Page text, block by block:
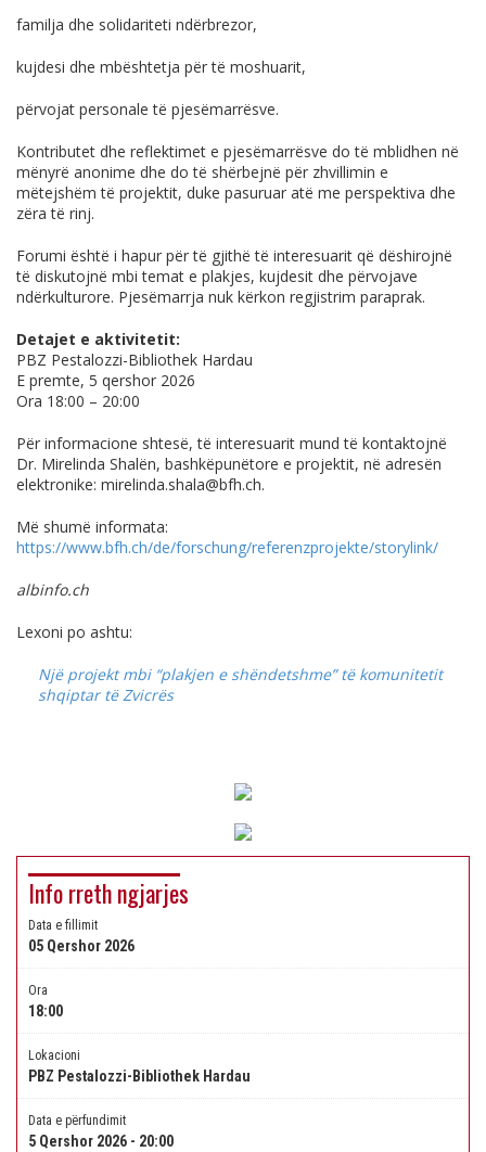
familja dhe solidariteti ndërbrezor,
kujdesi dhe mbështetja për të moshuarit,
përvojat personale të pjesëmarrësve.
Kontributet dhe reflektimet e pjesëmarrësve do të mblidhen në
mënyrë anonime dhe do të shërbejnë për zhvillimin e
mëtejshëm të projektit, duke pasuruar atë me perspektiva dhe
zëra të rinj.
Forumi është i hapur për të gjithë të interesuarit që dëshirojnë
të diskutojnë mbi temat e plakjes, kujdesit dhe përvojave
ndërkulturore. Pjesëmarrja nuk kërkon regjistrim paraprak.
Detajet e aktivitetit:
PBZ Pestalozzi-Bibliothek Hardau
E premte, 5 qershor 2026
Ora 18:00 – 20:00
Për informacione shtesë, të interesuarit mund të kontaktojnë
Dr. Mirelinda Shalën, bashkëpunëtore e projektit, në adresën
elektronike: mirelinda.shala@bfh.ch.
Më shumë informata:
https://www.bfh.ch/de/forschung/referenzprojekte/storylink/
albinfo.ch
Lexoni po ashtu:
Një projekt mbi “plakjen e shëndetshme” të komunitetit
shqiptar të Zvicrës
Info rreth ngjarjes
Data e fillimit
05 Qershor 2026
Ora
18:00
Lokacioni
PBZ Pestalozzi-Bibliothek Hardau
Data e përfundimit
5 Qershor 2026 - 20:00